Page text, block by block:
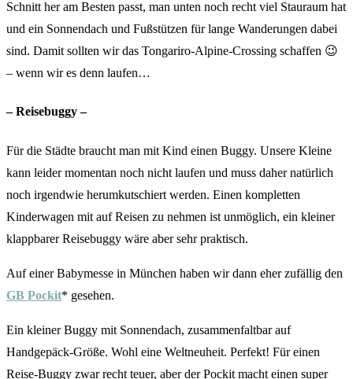
Schnitt her am Besten passt, man unten noch recht viel Stauraum hat
und ein Sonnendach und Fußstützen für lange Wanderungen dabei
sind. Damit sollten wir das Tongariro-Alpine-Crossing schaffen 😉
– wenn wir es denn laufen…
– Reisebuggy –
Für die Städte braucht man mit Kind einen Buggy. Unsere Kleine
kann leider momentan noch nicht laufen und muss daher natürlich
noch irgendwie herumkutschiert werden. Einen kompletten
Kinderwagen mit auf Reisen zu nehmen ist unmöglich, ein kleiner
klappbarer Reisebuggy wäre aber sehr praktisch.
Auf einer Babymesse in München haben wir dann eher zufällig den
GB Pockit* gesehen.
Ein kleiner Buggy mit Sonnendach, zusammenfaltbar auf
Handgepäck-Größe. Wohl eine Weltneuheit. Perfekt! Für einen
Reise-Buggy zwar recht teuer, aber der Pockit macht einen super